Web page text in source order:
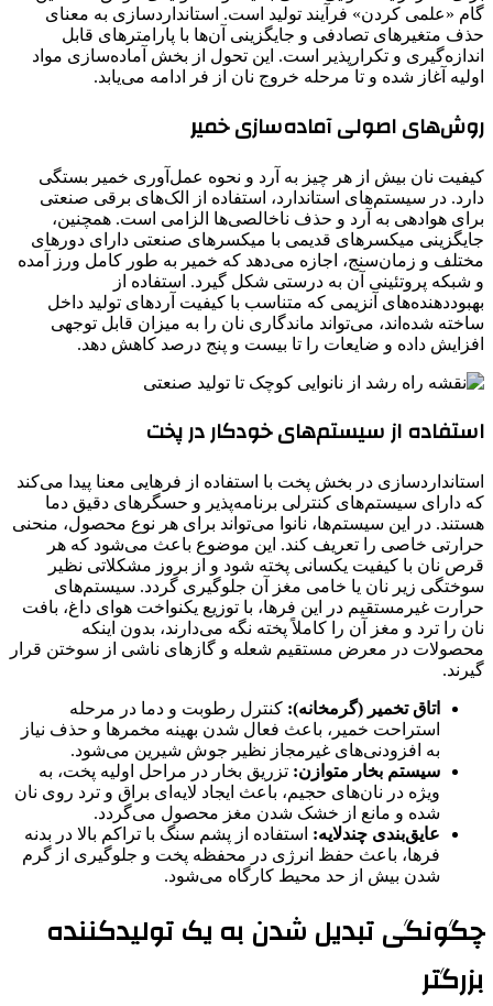
گام «علمی کردن» فرآیند تولید است. استانداردسازی به معنای
حذف متغیرهای تصادفی و جایگزینی آن‌ها با پارامترهای قابل
اندازه‌گیری و تکرارپذیر است. این تحول از بخش آماده‌سازی مواد
اولیه آغاز شده و تا مرحله خروج نان از فر ادامه می‌یابد.
روش‌های اصولی آماده‌سازی خمیر
کیفیت نان بیش از هر چیز به آرد و نحوه عمل‌آوری خمیر بستگی
دارد. در سیستم‌های استاندارد، استفاده از الک‌های برقی صنعتی
برای هوادهی به آرد و حذف ناخالصی‌ها الزامی است. همچنین،
جایگزینی میکسرهای قدیمی با میکسرهای صنعتی دارای دورهای
مختلف و زمان‌سنج، اجازه می‌دهد که خمیر به طور کامل ورز آمده
و شبکه پروتئینی آن به درستی شکل گیرد. استفاده از
بهبوددهنده‌های آنزیمی که متناسب با کیفیت آردهای تولید داخل
ساخته شده‌اند، می‌تواند ماندگاری نان را به میزان قابل توجهی
افزایش داده و ضایعات را تا بیست و پنج درصد کاهش دهد.
استفاده از سیستم‌های خودکار در پخت
استانداردسازی در بخش پخت با استفاده از فرهایی معنا پیدا می‌کند
که دارای سیستم‌های کنترلی برنامه‌پذیر و حسگرهای دقیق دما
هستند. در این سیستم‌ها، نانوا می‌تواند برای هر نوع محصول، منحنی
حرارتی خاصی را تعریف کند. این موضوع باعث می‌شود که هر
قرص نان با کیفیت یکسانی پخته شود و از بروز مشکلاتی نظیر
سوختگی زیر نان یا خامی مغز آن جلوگیری گردد. سیستم‌های
حرارت غیرمستقیم در این فرها، با توزیع یکنواخت هوای داغ، بافت
نان را ترد و مغز آن را کاملاً پخته نگه می‌دارند، بدون اینکه
محصولات در معرض مستقیم شعله و گازهای ناشی از سوختن قرار
گیرند.
اتاق تخمیر (گرمخانه): کنترل رطوبت و دما در مرحله
استراحت خمیر، باعث فعال شدن بهینه مخمرها و حذف نیاز
به افزودنی‌های غیرمجاز نظیر جوش شیرین می‌شود.
سیستم بخار متوازن: تزریق بخار در مراحل اولیه پخت، به
ویژه در نان‌های حجیم، باعث ایجاد لایه‌ای براق و ترد روی نان
شده و مانع از خشک شدن مغز محصول می‌گردد.
عایق‌بندی چندلایه: استفاده از پشم سنگ با تراکم بالا در بدنه
فرها، باعث حفظ انرژی در محفظه پخت و جلوگیری از گرم
شدن بیش از حد محیط کارگاه می‌شود.
چگونگی تبدیل شدن به یک تولیدکننده
بزرگتر